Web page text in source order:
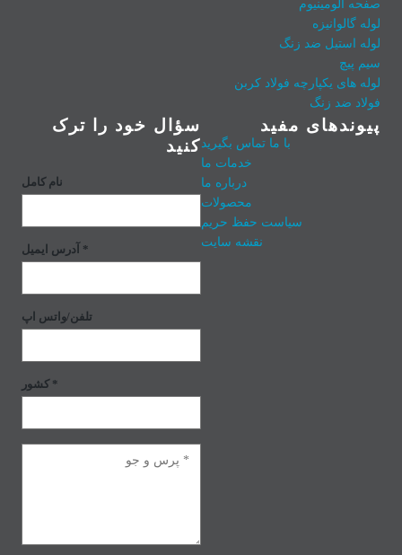
صفحه آلومینیوم
لوله گالوانیزه
لوله استیل ضد زنگ
سیم پیچ
لوله های یکپارچه فولاد کربن
فولاد ضد زنگ
پیوندهای مفید
با ما تماس بگیرید
خدمات ما
درباره ما
محصولات
سیاست حفظ حریم
نقشه سایت
سؤال خود را ترک
کنید
نام کامل
آدرس ایمیل *
تلفن/واتس اپ
کشور *